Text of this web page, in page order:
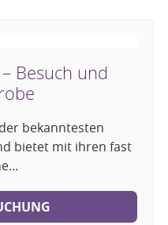
Besuch und
bekanntesten
bietet mit ihren fast